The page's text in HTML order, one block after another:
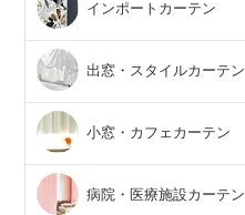
インポートカーテン
出窓・スタイルカーテン
小窓・カフェカーテン
病院・医療施設カーテン